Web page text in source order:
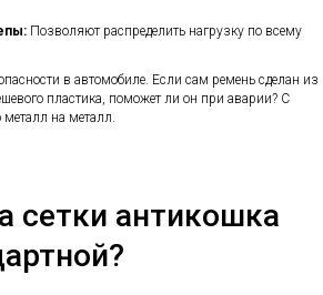
Позволяют распределить нагрузку по всему
в автомобиле. Если сам ремень сделан из
пластика, поможет ли он при аварии? С
металл на металл.
сетки антикошка